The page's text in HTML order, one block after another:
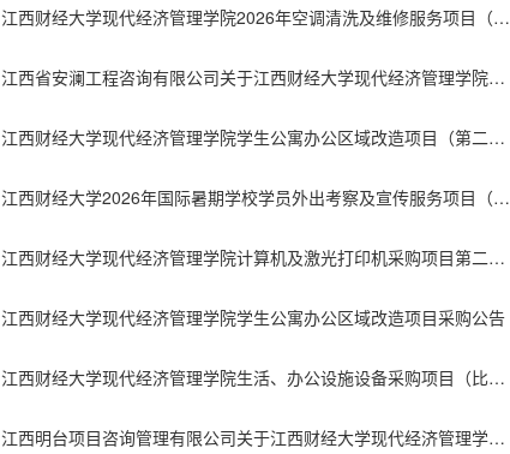
江西财经大学现代经济管理学院2026年空调清洗及维修服务项目（采购编号:JXBJ26121327507）比选采购公告
江西省安澜工程咨询有限公司关于江西财经大学现代经济管理学院共青城校区尚智学生公寓吹风机BOT项目建设项目（项目编号：JXAL2026-F037）公开招标公告
江西财经大学现代经济管理学院学生公寓办公区域改造项目（第二次）采购公告
江西财经大学2026年国际暑期学校学员外出考察及宣传服务项目（比选编号：JXDY2026-FW-B0070）比选公告
江西财经大学现代经济管理学院计算机及激光打印机采购项目第二次（项目编号：1493-266004131031第二次）公开比选公告
江西财经大学现代经济管理学院学生公寓办公区域改造项目采购公告
江西财经大学现代经济管理学院生活、办公设施设备采购项目（比选编号：JXDY2026-HW-B0009）比选公告
江西明台项目咨询管理有限公司关于江西财经大学现代经济管理学院2026年招生宣传服务（项目编号：JXMT20260513B-01）比选采购公告